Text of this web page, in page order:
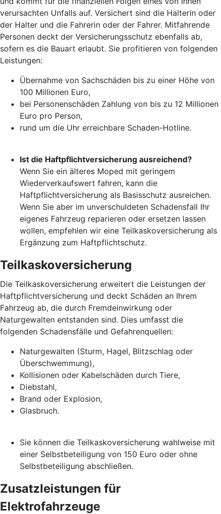
verursachten Unfalls auf. Versichert sind die Halterin oder
der Halter und die Fahrerin oder der Fahrer. Mitfahrende
Personen deckt der Versicherungsschutz ebenfalls ab,
sofern es die Bauart erlaubt. Sie profitieren von folgenden
Leistungen:
Übernahme von Sachschäden bis zu einer Höhe von
100 Millionen Euro,
bei Personenschäden Zahlung von bis zu 12 Millionen
Euro pro Person,
rund um die Uhr erreichbare Schaden-Hotline.
Ist die Haftpflichtversicherung ausreichend?
Wenn Sie ein älteres Moped mit geringem
Wiederverkaufswert fahren, kann die
Haftpflichtversicherung als Basisschutz ausreichen.
Wenn Sie aber im unverschuldeten Schadensfall Ihr
eigenes Fahrzeug reparieren oder ersetzen lassen
wollen, empfehlen wir eine Teilkaskoversicherung als
Ergänzung zum Haftpflichtschutz.
Teilkaskoversicherung
Die Teilkaskoversicherung erweitert die Leistungen der
Haftpflichtversicherung und deckt Schäden an Ihrem
Fahrzeug ab, die durch Fremdeinwirkung oder
Naturgewalten entstanden sind. Dies umfasst die
folgenden Schadensfälle und Gefahrenquellen:
Naturgewalten (Sturm, Hagel, Blitzschlag oder
Überschwemmung),
Kollisionen oder Kabelschäden durch Tiere,
Diebstahl,
Brand oder Explosion,
Glasbruch.
Sie können die Teilkaskoversicherung wahlweise mit
einer Selbstbeteiligung von 150 Euro oder ohne
Selbstbeteiligung abschließen.
Zusatzleistungen für
Elektrofahrzeuge